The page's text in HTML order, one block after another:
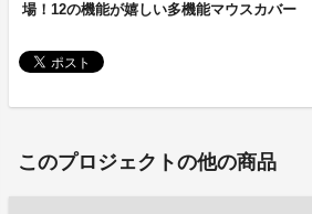
場！12の機能が嬉しい多機能マウスカバー
このプロジェクトの他の商品